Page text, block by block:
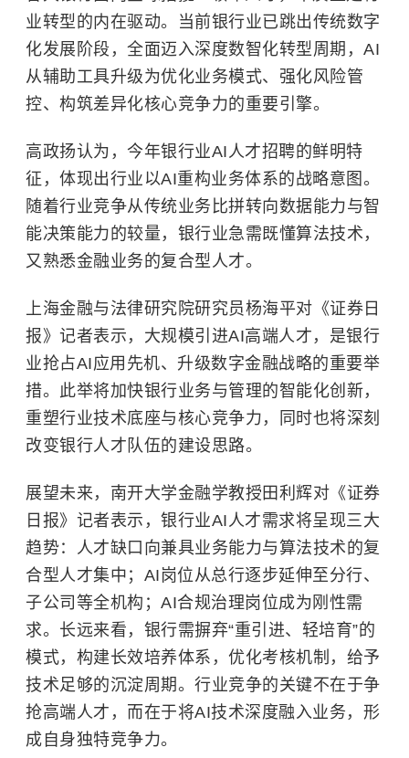
业转型的内在驱动。当前银行业已跳出传统数字
化发展阶段，全面迈入深度数智化转型周期，AI
从辅助工具升级为优化业务模式、强化风险管
控、构筑差异化核心竞争力的重要引擎。
高政扬认为，今年银行业AI人才招聘的鲜明特
征，体现出行业以AI重构业务体系的战略意图。
随着行业竞争从传统业务比拼转向数据能力与智
能决策能力的较量，银行业急需既懂算法技术，
又熟悉金融业务的复合型人才。
上海金融与法律研究院研究员杨海平对《证券日
报》记者表示，大规模引进AI高端人才，是银行
业抢占AI应用先机、升级数字金融战略的重要举
措。此举将加快银行业务与管理的智能化创新，
重塑行业技术底座与核心竞争力，同时也将深刻
改变银行人才队伍的建设思路。
展望未来， 南开大学金融学教授田利辉对《证券
日报》记者表示，银行业AI人才需求将呈现三大
趋势：人才缺口向兼具业务能力与算法技术的复
合型人才集中；AI岗位从总行逐步延伸至分行、
子公司等全机构；AI合规治理岗位成为刚性需
求。长远来看，银行需摒弃“重引进、轻培育”的
模式，构建长效培养体系，优化考核机制，给予
技术足够的沉淀周期。行业竞争的关键不在于争
抢高端人才，而在于将AI技术深度融入业务，形
成自身独特竞争力。